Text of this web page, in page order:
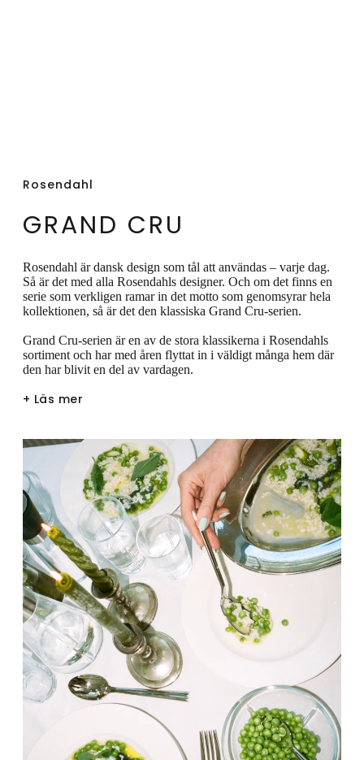
Rosendahl
GRAND CRU
Rosendahl är dansk design som tål att användas – varje dag.
Så är det med alla Rosendahls designer. Och om det finns en
serie som verkligen ramar in det motto som genomsyrar hela
kollektionen, så är det den klassiska Grand Cru-serien.
Grand Cru-serien är en av de stora klassikerna i Rosendahls
sortiment och har med åren flyttat in i väldigt många hem där
den har blivit en del av vardagen.
+ Läs mer